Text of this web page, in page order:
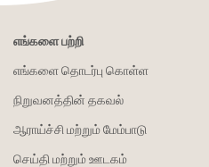
எங்களை பற்றி
எங்களை தொடர்பு கொள்ள
நிறுவனத்தின் தகவல்
ஆராய்ச்சி மற்றும் மேம்பாடு
செய்தி மற்றும் ஊடகம்